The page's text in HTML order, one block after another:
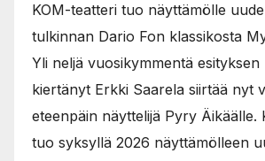
KOM-teatteri tuo näyttämölle
tulkinnan Dario Fon klassikosta
Yli neljä vuosikymmentä esityksen
kiertänyt Erkki Saarela siirtää nyt
eteenpäin näyttelijä Pyry Äikäälle.
tuo syksyllä 2026 näyttämölleen